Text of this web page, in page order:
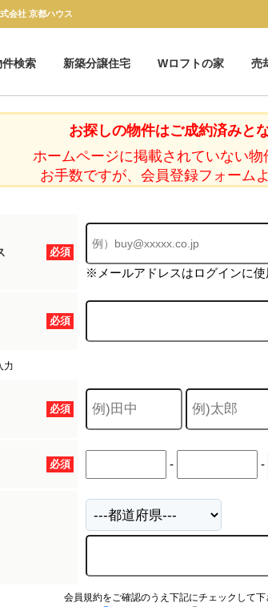
会社 京都ハウス
件検索
新築分譲住宅 Wロフトの家 売
お探しの物件はご成約済みと
ホームページに掲載されていない物
お手数ですが、会員登録フォーム
必須
※メールアドレスはログインに使
必須
力
必須
必須 - -
会員規約をご確認のうえ下記にチェックして下